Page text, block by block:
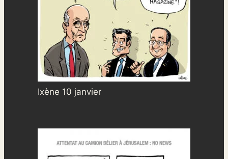
Ixène 10 janvier